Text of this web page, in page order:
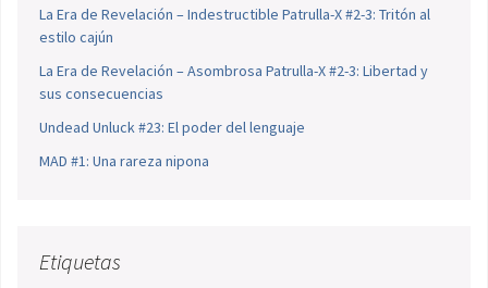
La Era de Revelación – Indestructible Patrulla-X #2-3: Tritón al
estilo cajún
La Era de Revelación – Asombrosa Patrulla-X #2-3: Libertad y
sus consecuencias
Undead Unluck #23: El poder del lenguaje
MAD #1: Una rareza nipona
Etiquetas